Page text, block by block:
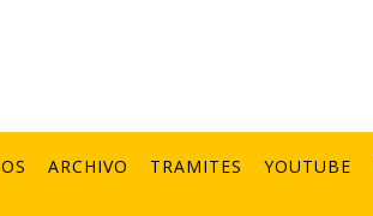
ARCHIVO TRAMITES YOUTUBE